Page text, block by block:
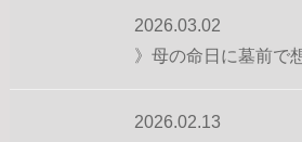
2026.03.02
》母の命日に墓前で
2026.02.13